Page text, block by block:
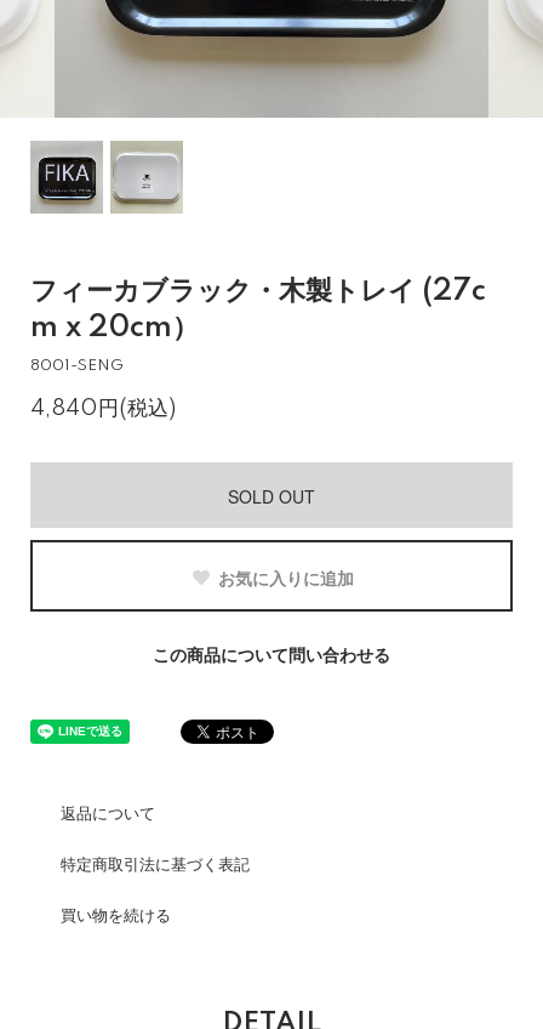
フィーカブラック・木製トレイ (27c
m x 20cm）
8001-SENG
4,840円(税込)
SOLD OUT
お気に入りに追加
この商品について問い合わせる
返品について
特定商取引法に基づく表記
買い物を続ける